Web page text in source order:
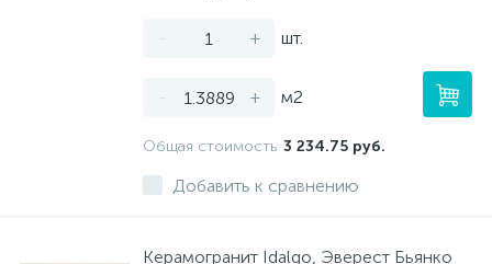
- + шт.
- + м2
Общая стоимость 3 234.75 руб.
Добавить к сравнению
Керамогранит Idalgo, Эверест Бьянко